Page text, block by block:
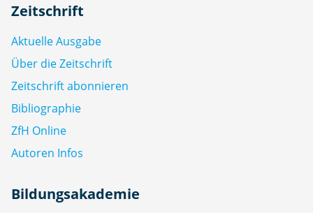
Zeitschrift
Aktuelle Ausgabe
Über die Zeitschrift
Zeitschrift abonnieren
Bibliographie
ZfH Online
Autoren Infos
Bildungsakademie